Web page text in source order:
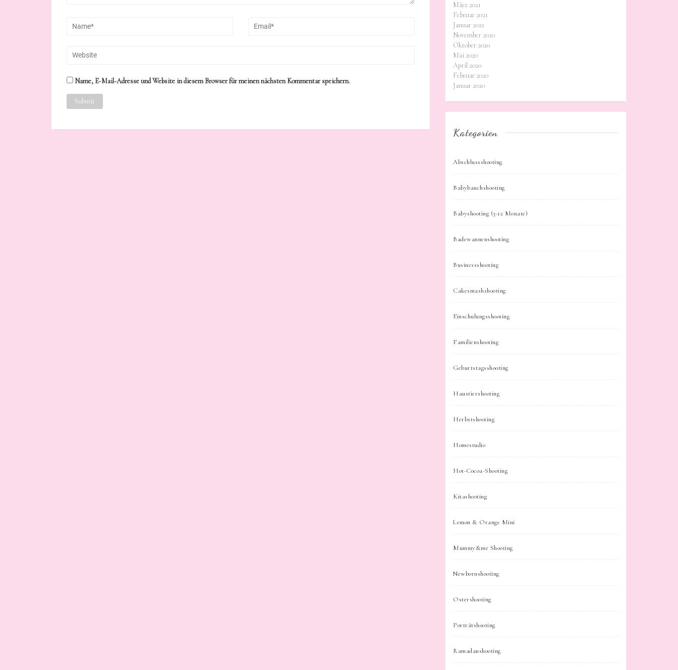
Name, E-Mail-Adresse und Website in diesem Browser für meinen nächsten Kommentar speichern.
März 2021
Februar 2021
Januar 2021
November 2020
Oktober 2020
Mai 2020
April 2020
Februar 2020
Januar 2020
Kategorien
Abschlussshooting
Babybauchshooting
Babyshooting (3-12 Monate)
Badewannenshooting
Businessshooting
Cakesmashshooting
Einschulungsshooting
Familienshooting
Geburtstagsshooting
Haustiershooting
Herbstshooting
Homestudio
Hot-Cocoa-Shooting
Kitashooting
Lemon & Orange Mini
Mummy&me Shooting
Newbornshooting
Ostershooting
Porträtshooting
Ramadanshooting